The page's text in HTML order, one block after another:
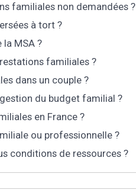
familiales non demandées ?
à tort ?
MSA ?
familiales ?
dans un couple ?
du budget familial ?
en France ?
ou professionnelle ?
conditions de ressources ?